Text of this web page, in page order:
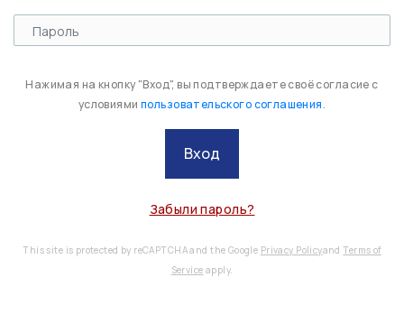
Нажимая на кнопку "Вход", вы подтверждаете своё согласие с
условиями пользовательского соглашения.
Вход
Забыли пароль?
This site is protected by reCAPTCHA and the Google Privacy PolicyandTerms of
Service apply.